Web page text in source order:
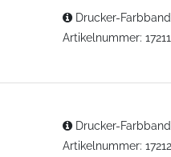
Drucker-
Artikelnummer: 17211
Drucker-
Artikelnummer: 17212